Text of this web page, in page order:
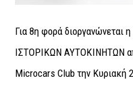
Για 8η φορά διοργανώνεται
ΙΣΤΟΡΙΚΩΝ ΑΥΤΟΚΙΝΗΤΩΝ
Microcars Club την Κυριακή